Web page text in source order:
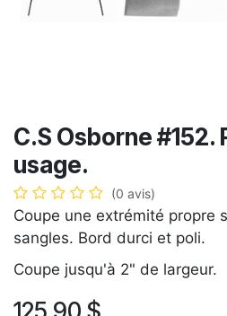
C.S Osborne #152.
usage.
(0 avis)
Coupe une extrémité propre
sangles. Bord durci et poli.
Coupe jusqu'à 2" de largeur.